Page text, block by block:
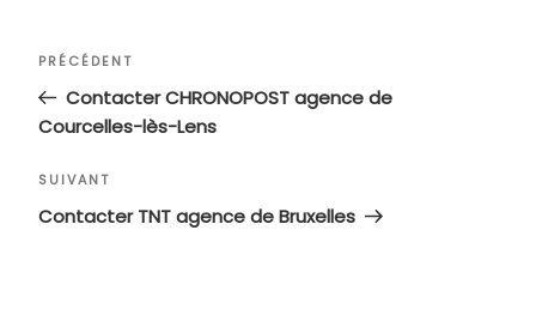
Navigation
l’article
Article
précédent
PRÉCÉDENT
Contacter CHRONOPOST agence de
Courcelles-lès-Lens
Article
suivant
SUIVANT
Contacter TNT agence de Bruxelles